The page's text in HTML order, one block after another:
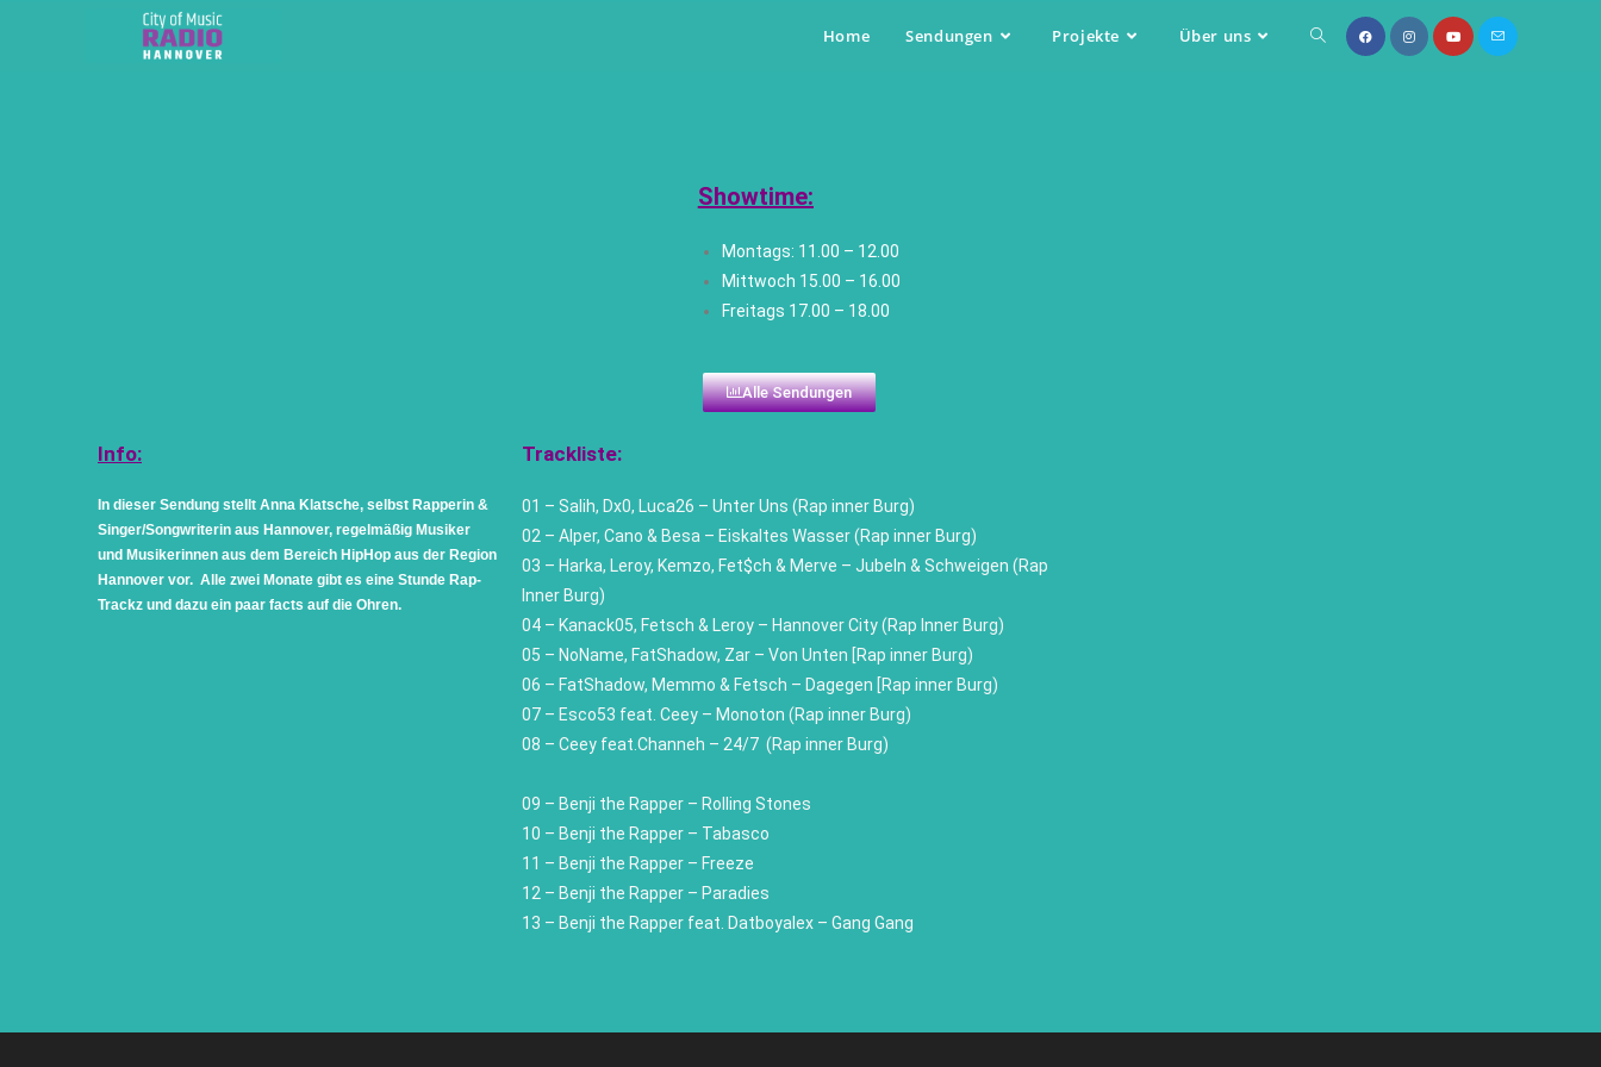
Home Sendungen Projekte Über uns
Showtime:
Montags: 11.00 – 12.00
Mittwoch 15.00 – 16.00
Freitags 17.00 – 18.00
Alle Sendungen
Info:
In dieser Sendung stellt Anna Klatsche, selbst Rapperin &
Singer/Songwriterin aus Hannover, regelmäßig Musiker
und Musikerinnen aus dem Bereich HipHop aus der Region
Hannover vor. Alle zwei Monate gibt es eine Stunde Rap-
Trackz und dazu ein paar facts auf die Ohren.
Trackliste:
01 – Salih, Dx0, Luca26 – Unter Uns (Rap inner Burg)
02 – Alper, Cano & Besa – Eiskaltes Wasser (Rap inner Burg)
03 – Harka, Leroy, Kemzo, Fet$ch & Merve – Jubeln & Schweigen (Rap
Inner Burg)
04 – Kanack05, Fetsch & Leroy – Hannover City (Rap Inner Burg)
05 – NoName, FatShadow, Zar – Von Unten [Rap inner Burg)
06 – FatShadow, Memmo & Fetsch – Dagegen [Rap inner Burg)
07 – Esco53 feat. Ceey – Monoton (Rap inner Burg)
08 – Ceey feat.Channeh – 24/7 (Rap inner Burg)
09 – Benji the Rapper – Rolling Stones
10 – Benji the Rapper – Tabasco
11 – Benji the Rapper – Freeze
12 – Benji the Rapper – Paradies
13 – Benji the Rapper feat. Datboyalex – Gang Gang